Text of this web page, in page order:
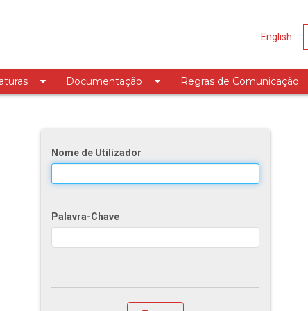
English
Documentação Regras de Comunicação
Nome de Utilizador
Palavra-Chave